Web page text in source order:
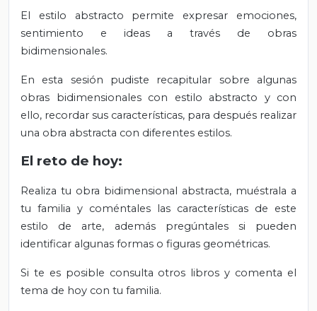
El estilo abstracto permite expresar emociones,
sentimiento e ideas a través de obras
bidimensionales.
En esta sesión pudiste recapitular sobre algunas
obras bidimensionales con estilo abstracto y con
ello, recordar sus características, para después realizar
una obra abstracta con diferentes estilos.
El reto de hoy:
Realiza tu obra bidimensional abstracta, muéstrala a
tu familia y coméntales las características de este
estilo de arte, además pregúntales si pueden
identificar algunas formas o figuras geométricas.
Si te es posible consulta otros libros y comenta el
tema de hoy con tu familia.